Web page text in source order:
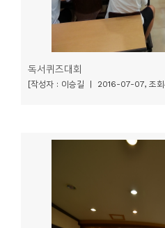
독서퀴즈대회
[작성자 : 이승길 | 2016-07-07, 조회